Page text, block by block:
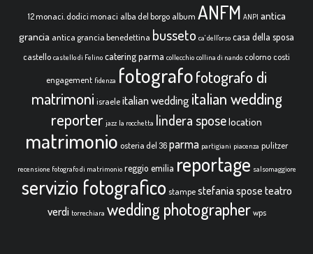
12 monaci. dodici monaci alba del borgo album ANFM ANPI antica
grancia antica grancia benedettina busseto ca' dell'orso casa della sposa
castello castello di Felino catering parma collecchio collina di nando colorno costi
engagement fidenza fotografofotografo di
matrimoni israele italian wedding italian wedding
reporter jazz la rocchetta lindera sposelocation
matrimonio osteria del 36parma partigiani piacenza pulitzer
recensione fotografo di matrimonio reggio emilia reportage salsomaggiore
servizio fotografico stampe stefania spose teatro
verdi torrechiara wedding photographer wps